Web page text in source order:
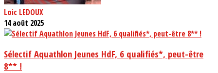
Loic LEDOUX
14 août 2025
Sélectif Aquathlon Jeunes HdF, 6 qualifiés*, peut-être
8** !